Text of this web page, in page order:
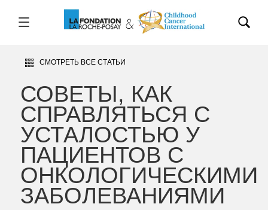
СМОТРЕТЬ ВСЕ СТАТЬИ
СОВЕТЫ, КАК
СПРАВЛЯТЬСЯ С
УСТАЛОСТЬЮ У
ПАЦИЕНТОВ С
ОНКОЛОГИЧЕСКИМИ
ЗАБОЛЕВАНИЯМИ